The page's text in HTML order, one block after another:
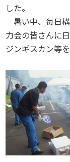
した。
暑い中、毎日
力会の皆さんに
ジンギスカン等